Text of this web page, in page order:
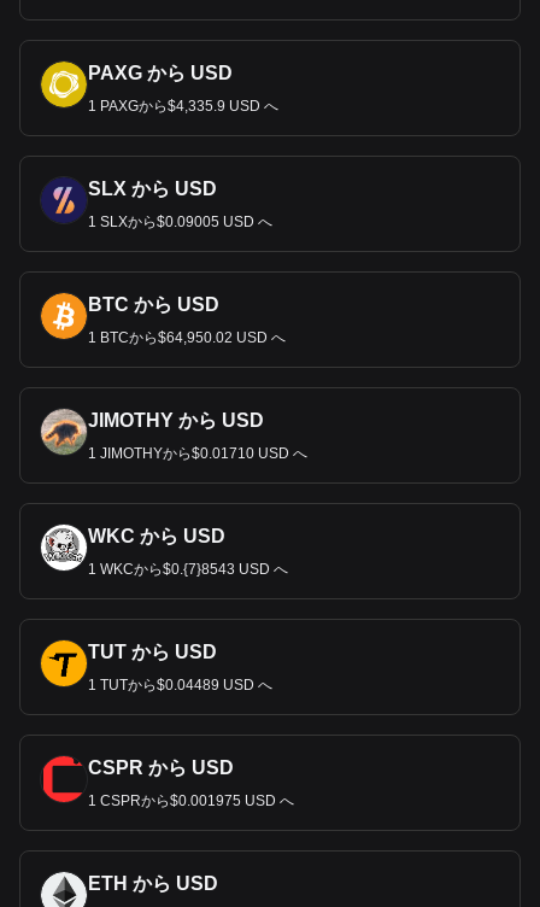
PAXG から USD
1 PAXGから$4,335.9 USD へ
SLX から USD
1 SLXから$0.09005 USD へ
BTC から USD
1 BTCから$64,950.02 USD へ
JIMOTHY から USD
1 JIMOTHYから$0.01710 USD へ
WKC から USD
1 WKCから$0.{7}8543 USD へ
TUT から USD
1 TUTから$0.04489 USD へ
CSPR から USD
1 CSPRから$0.001975 USD へ
ETH から USD